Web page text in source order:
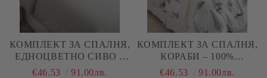
КОМПЛЕКТ ЗА СПАЛНЯ,
ЕДНОЦВЕТНО СИВО –
100% НАТУРАЛЕН
€46.53 91.00лв.
КОМПЛЕКТ ЗА СПАЛНЯ,
КОРАБИ – 100%
НАТУРАЛЕН ПАМУК
€46.53 91.00лв.